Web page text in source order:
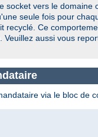
socket vers le
seule fois pour
recyclé. Ce
aussi vous
via le bloc de